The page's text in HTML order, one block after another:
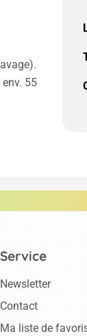
55
Service
Newsletter
Contact
Ma liste de